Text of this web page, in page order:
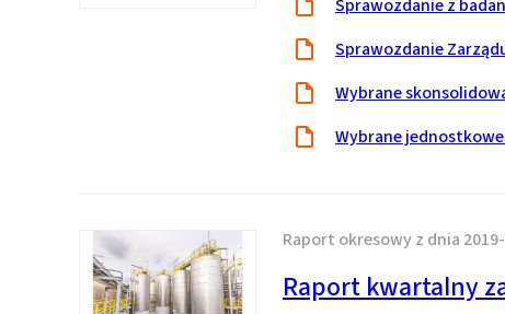
Sprawozdanie z
Sprawozdanie
Wybrane
Wybrane
Raport okresowy z dnia
Raport kwartalny